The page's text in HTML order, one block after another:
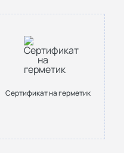
Сертификат на герметик